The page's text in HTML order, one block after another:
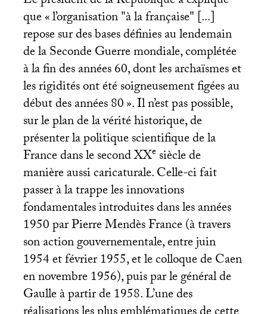
que «l’organisation "à la française" [...]
repose sur des bases définies au lendemain
de la Seconde Guerre mondiale, complétée
à la fin des années 60, dont les archaïsmes et
les rigidités ont été soigneusement figées au
début des années 80». Il n’est pas possible,
sur le plan de la vérité historique, de
présenter la politique scientifique de la
France dans le secondXXesiècle de
manière aussi caricaturale. Celle-ci fait
passer à la trappe les innovations
fondamentales introduites dans les années
1950 par Pierre Mendès France (à travers
son action gouvernementale, entre juin
1954 et février 1955, et le colloque de Caen
en novembre 1956), puis par le général de
Gaulle à partir de 1958. L’une des